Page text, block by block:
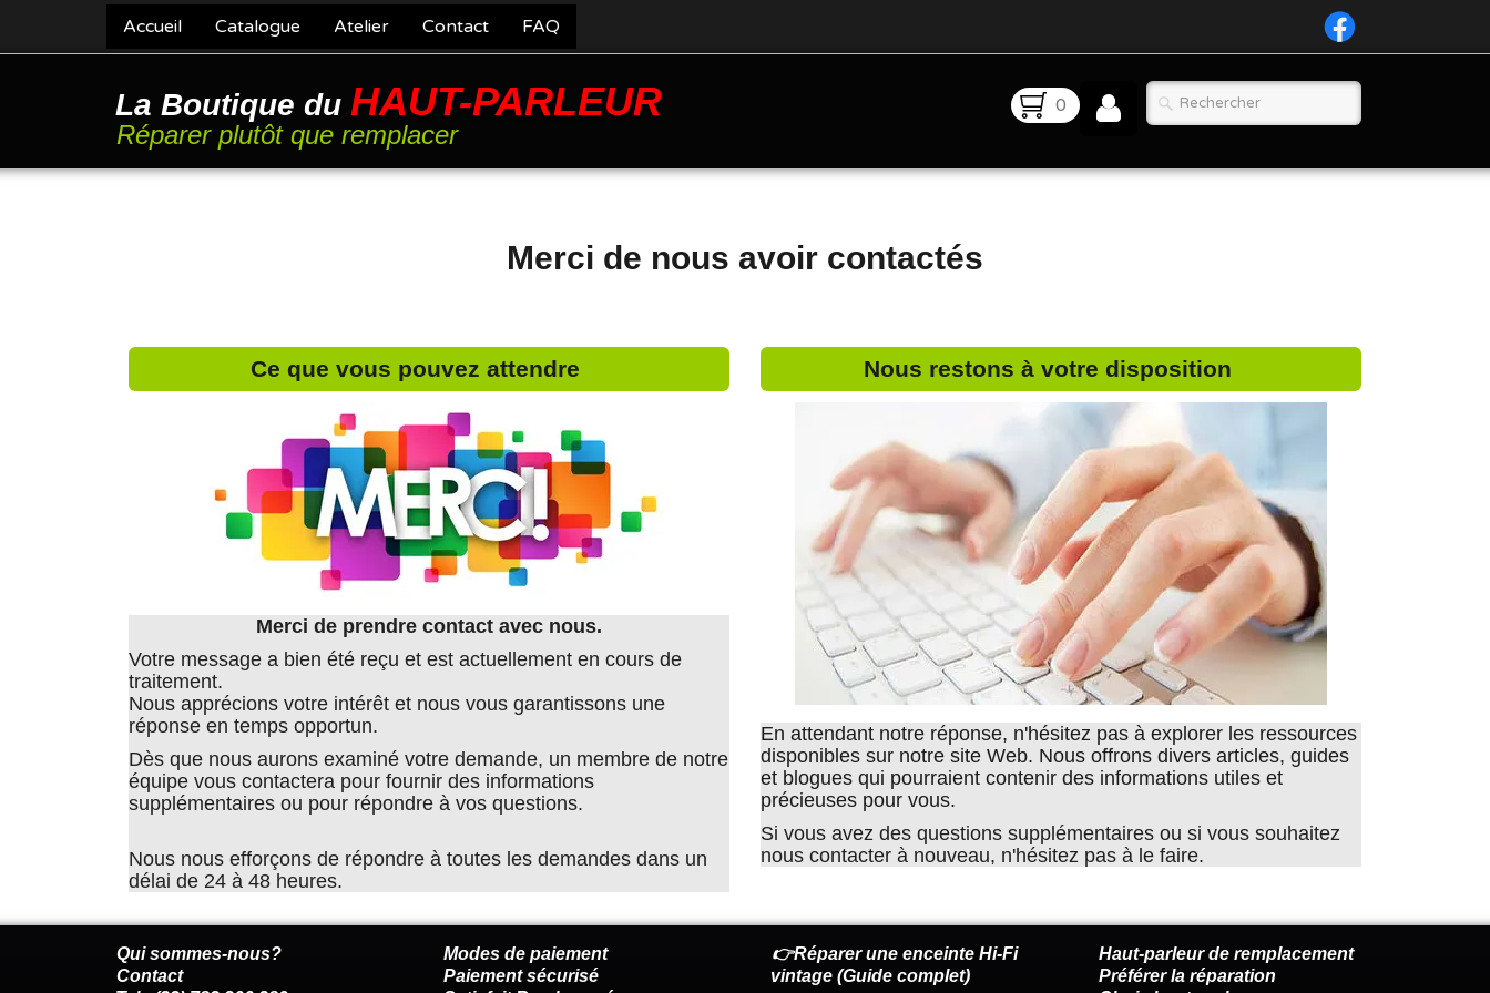
Accueil Catalogue Atelier Contact FAQ
La Boutique du HAUT-PARLEUR
Réparer plutôt que remplacer
0
Merci de nous avoir contactés
Ce que vous pouvez attendre
Merci de prendre contact avec nous.
Votre message a bien été reçu et est actuellement en cours de
traitement.
Nous apprécions votre intérêt et nous vous garantissons une
réponse en temps opportun.
Dès que nous aurons examiné votre demande, un membre de notre
équipe vous contactera pour fournir des informations
supplémentaires ou pour répondre à vos questions.
Nous nous efforçons de répondre à toutes les demandes dans un
délai de 24 à 48 heures.
Nous restons à votre disposition
En attendant notre réponse, n'hésitez pas à explorer les ressources
disponibles sur notre site Web. Nous offrons divers articles, guides
et blogues qui pourraient contenir des informations utiles et
précieuses pour vous.
Si vous avez des questions supplémentaires ou si vous souhaitez
nous contacter à nouveau, n'hésitez pas à le faire.
Qui sommes-nous?
Contact
Modes de paiement
Paiement sécurisé
👉Réparer une enceinte Hi-Fi
vintage (Guide complet)
Haut-parleur de remplacement
Préférer la réparation